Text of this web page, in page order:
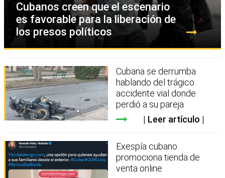
Cubanos creen que el escenario
es favorable para la liberación de
los presos políticos
Cubana se derrumba
hablando del trágico
accidente vial donde
perdió a su pareja
Leer artículo
Exespía cubano
promociona tienda de
venta online